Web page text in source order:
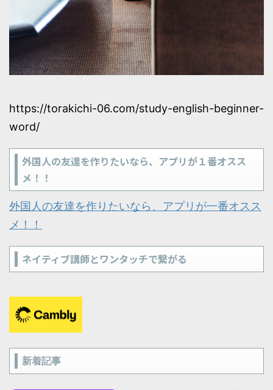
https://torakichi-06.com/study-english-beginner-
word/
外国人の友達を作りたいなら、アプリが１番オスス
メ！！
外国人の友達を作りたいなら、アプリが一番オスス
メ！！
ネイティブ講師とワンタッチで繋がる
新着記事